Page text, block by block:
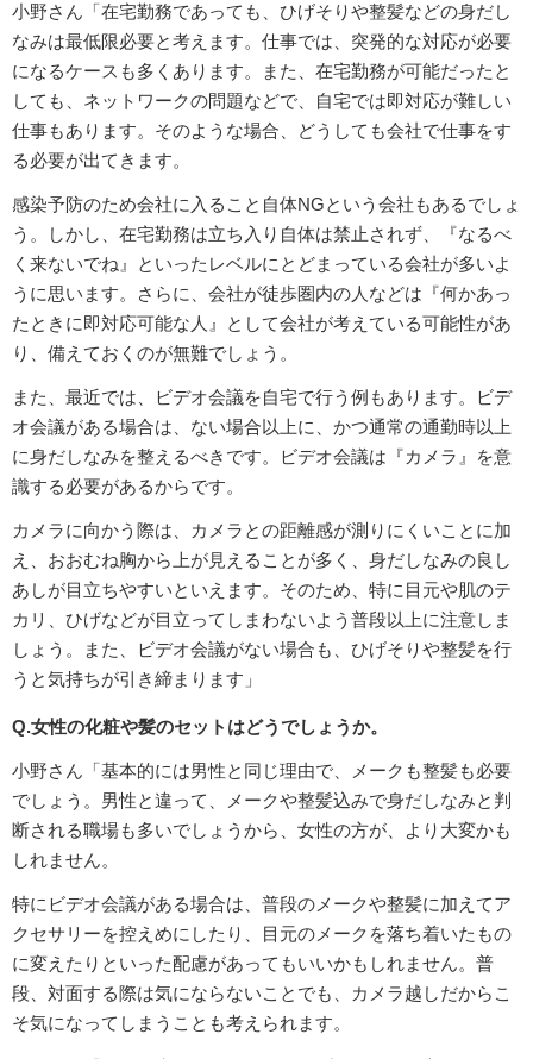
小野さん「在宅勤務であっても、ひげそりや整髪などの身だし
なみは最低限必要と考えます。仕事では、突発的な対応が必要
になるケースも多くあります。また、在宅勤務が可能だったと
しても、ネットワークの問題などで、自宅では即対応が難しい
仕事もあります。そのような場合、どうしても会社で仕事をす
る必要が出てきます。
感染予防のため会社に入ること自体NGという会社もあるでしょ
う。しかし、在宅勤務は立ち入り自体は禁止されず、『なるべ
く来ないでね』といったレベルにとどまっている会社が多いよ
うに思います。さらに、会社が徒歩圏内の人などは『何かあっ
たときに即対応可能な人』として会社が考えている可能性があ
り、備えておくのが無難でしょう。
また、最近では、ビデオ会議を自宅で行う例もあります。ビデ
オ会議がある場合は、ない場合以上に、かつ通常の通勤時以上
に身だしなみを整えるべきです。ビデオ会議は『カメラ』を意
識する必要があるからです。
カメラに向かう際は、カメラとの距離感が測りにくいことに加
え、おおむね胸から上が見えることが多く、身だしなみの良し
あしが目立ちやすいといえます。そのため、特に目元や肌のテ
カリ、ひげなどが目立ってしまわないよう普段以上に注意しま
しょう。また、ビデオ会議がない場合も、ひげそりや整髪を行
うと気持ちが引き締まります」
Q.女性の化粧や髪のセットはどうでしょうか。
小野さん「基本的には男性と同じ理由で、メークも整髪も必要
でしょう。男性と違って、メークや整髪込みで身だしなみと判
断される職場も多いでしょうから、女性の方が、より大変かも
しれません。
特にビデオ会議がある場合は、普段のメークや整髪に加えてア
クセサリーを控えめにしたり、目元のメークを落ち着いたもの
に変えたりといった配慮があってもいいかもしれません。普
段、対面する際は気にならないことでも、カメラ越しだからこ
そ気になってしまうことも考えられます。